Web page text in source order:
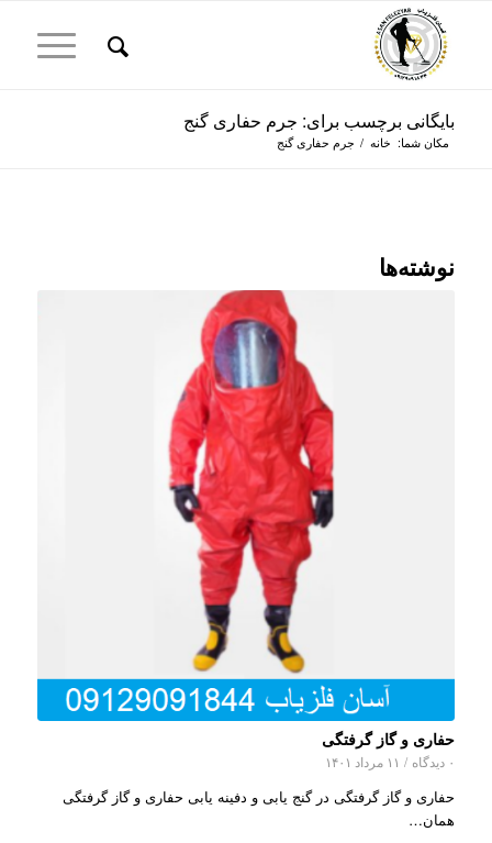
بایگانی برچسب برای: جرم حفاری گنج
مکان شما: خانه / جرم حفاری گنج
نوشته‌ها
حفاری و گاز گرفتگی
۰ دیدگاه / ۱۱ مرداد ۱۴۰۱
حفاری و گاز گرفتگی در گنج یابی و دفینه یابی حفاری و گاز گرفتگی
همان…